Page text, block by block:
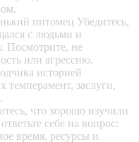
питомец Убедитесь,
с людьми и
Посмотрите, не
или агрессию.
историей
темперамент, заслуги,
что хорошо изучили
себе на вопрос:
время, ресурсы и